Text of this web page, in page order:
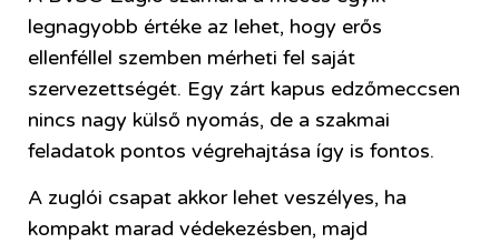
legnagyobb értéke az lehet, hogy erős
ellenféllel szemben mérheti fel saját
szervezettségét. Egy zárt kapus edzőmeccsen
nincs nagy külső nyomás, de a szakmai
feladatok pontos végrehajtása így is fontos.
A zuglói csapat akkor lehet veszélyes, ha
kompakt marad védekezésben, majd